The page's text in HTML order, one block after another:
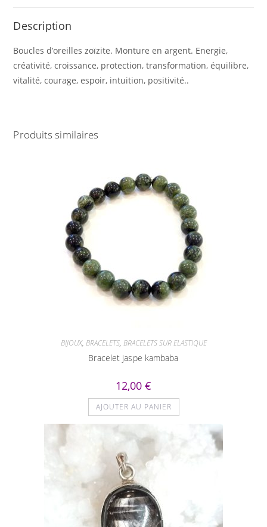
Description
Boucles d’oreilles zoïzite. Monture en argent. Energie,
créativité, croissance, protection, transformation, équilibre,
vitalité, courage, espoir, intuition, positivité..
Produits similaires
BIJOUX, BRACELETS, BRACELETS SUR ELASTIQUE
Bracelet jaspe kambaba
12,00 €
AJOUTER AU PANIER